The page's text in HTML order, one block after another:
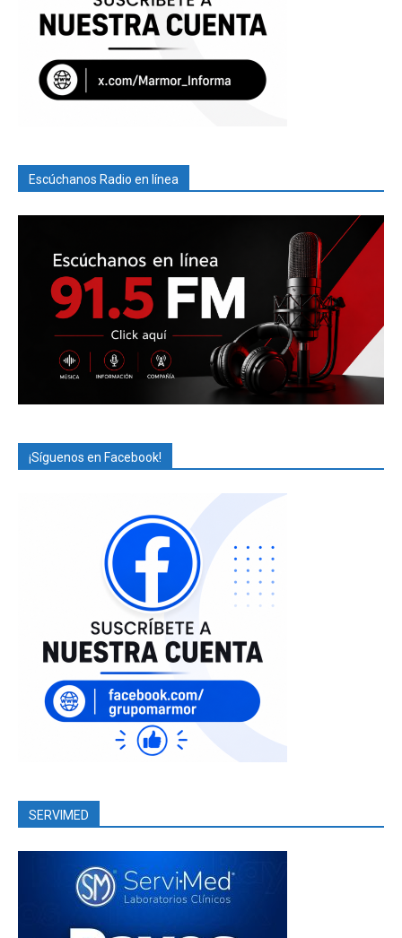
Escúchanos Radio en línea
¡Síguenos en Facebook!
SERVIMED